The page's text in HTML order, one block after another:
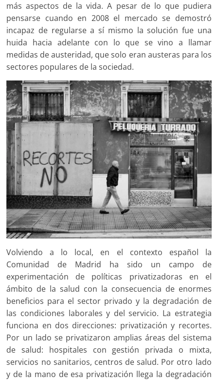
más aspectos de la vida. A pesar de lo que pudiera
pensarse cuando en 2008 el mercado se demostró
incapaz de regularse a sí mismo la solución fue una
huida hacia adelante con lo que se vino a llamar
medidas de austeridad, que solo eran austeras para los
sectores populares de la sociedad.
Volviendo a lo local, en el contexto español la
Comunidad de Madrid ha sido un campo de
experimentación de políticas privatizadoras en el
ámbito de la salud con la consecuencia de enormes
beneficios para el sector privado y la degradación de
las condiciones laborales y del servicio. La estrategia
funciona en dos direcciones: privatización y recortes.
Por un lado se privatizaron amplias áreas del sistema
de salud: hospitales con gestión privada o mixta,
servicios no sanitarios, centros de salud. Por otro lado
y de la mano de esa privatización llega la degradación